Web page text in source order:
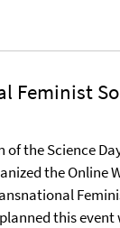
Feminist
of the Science
the Online
this